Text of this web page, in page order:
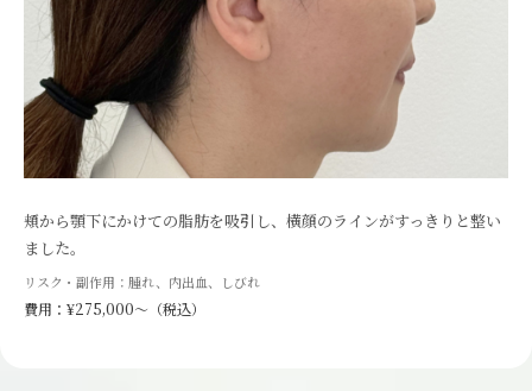
頬から顎下にかけての脂肪を吸引し、横顔のラインがすっきりと整い
ました。
リスク・副作用：腫れ、内出血、しびれ
費用：¥275,000〜（税込）